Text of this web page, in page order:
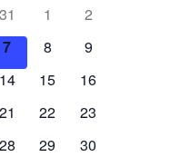
navigation
de
vues
31 1
2
7 8
9
14 15
16
21 22
23
28 29
30